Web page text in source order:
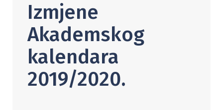
Izmjene
Akademskog
kalendara
2019/2020.